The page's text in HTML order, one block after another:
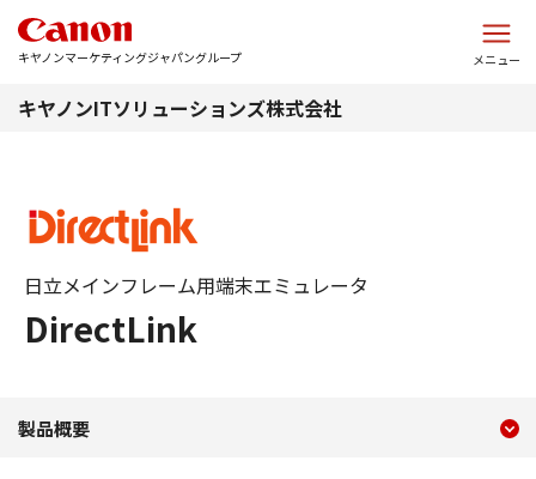
キヤノンマーケティングジャパングループ メニュー
キヤノンITソリューションズ株式会社
DirectLink
日立メインフレーム用端末エミュレータ
日立メインフレーム用端
製品概要